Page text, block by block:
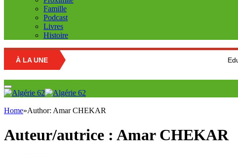
Famille
Podcast
Livres
Histoire
À LA UNE Education
Home»Author: Amar CHEKAR
Auteur/autrice : Amar CHEKAR